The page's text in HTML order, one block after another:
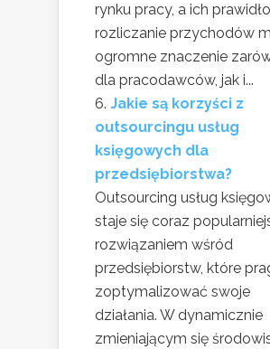
rynku pracy, a ich
rozliczanie przychodów
ogromne znaczenie
dla pracodawców, jak i...
Jakie są korzyści z
outsourcingu usług
księgowych dla
przedsiębiorstwa?
Outsourcing usług
staje się coraz
rozwiązaniem wśród
przedsiębiorstw, które
zoptymalizować swoje
działania. W dynamicznie
zmieniającym się